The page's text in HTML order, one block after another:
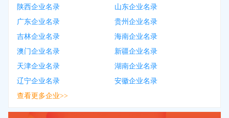
陕西企业名录
山东企业名录
广东企业名录
贵州企业名录
吉林企业名录
海南企业名录
澳门企业名录
新疆企业名录
天津企业名录
湖南企业名录
辽宁企业名录
安徽企业名录
查看更多企业>>